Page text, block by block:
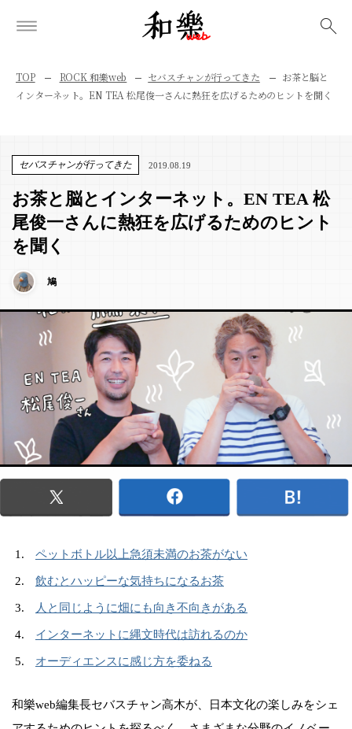
TOP ROCK 和樂web セバスチャンが行ってきた
お茶と脳と
インターネット。EN TEA 松尾俊一さんに熱狂を広げるためのヒントを聞く
セバスチャンが行ってきた 2019.08.19
お茶と脳とインターネット。EN TEA 松
尾俊一さんに熱狂を広げるためのヒント
を聞く
鳩
ペットボトル以上急須未満のお茶がない
飲むとハッピーな気持ちになるお茶
人と同じように畑にも向き不向きがある
インターネットに縄文時代は訪れるのか
オーディエンスに感じ方を委ねる
和樂web編集長セバスチャン高木が、日本文化の楽しみをシェ